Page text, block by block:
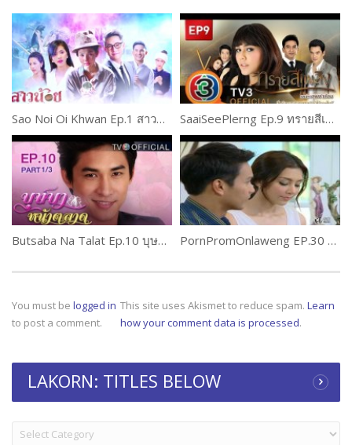
Sao Noi Oi Khwan Ep.1 สาวน้อยอ้อยควั่น SaaiSeePlerng Ep.9 ทรายสีเพลิง
Butsaba Na Talat Ep.10 บุษบาหน้าตลาด PornPromOnlaweng EP.30 พรพรหมอลเวง
You must be logged in
to post a comment.
This site uses Akismet to reduce spam. Learn
how your comment data is processed.
LAKORN: TITLES BELOW
LAKORN: